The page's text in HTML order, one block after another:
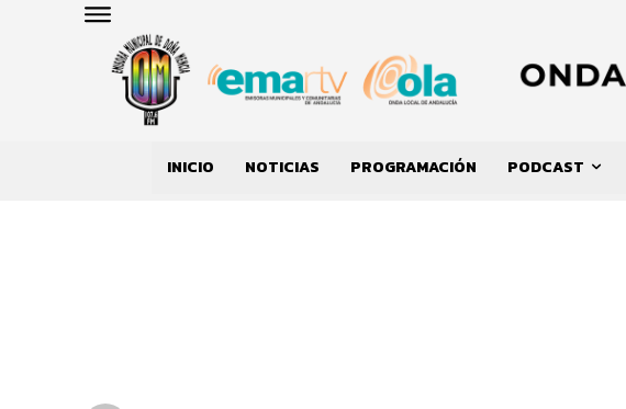
INICIO NOTICIAS PROGRAMACIÓN PODCAST